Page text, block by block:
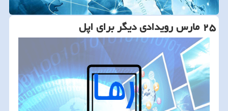
۲۵ مارس رویدادی دیگر برای اپل